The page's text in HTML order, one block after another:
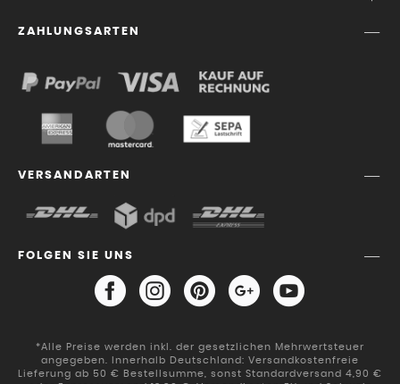
ZAHLUNGSARTEN
VERSANDARTEN
FOLGEN SIE UNS
*Alle Preise werden inkl. der gesetzlichen Mehrwertsteuer
angegeben. Innerhalb Deutschland: Versandkostenfreie
Lieferung ab 50 € Bestellsumme, sonst Standardversand 4,90 €